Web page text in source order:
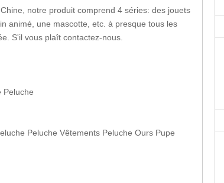
notre produit comprend 4 séries: des jouets
animé, une mascotte, etc. à presque tous les
S'il vous plaît contactez-nous.
Peluche
Peluche Vêtements Peluche Ours Pupe